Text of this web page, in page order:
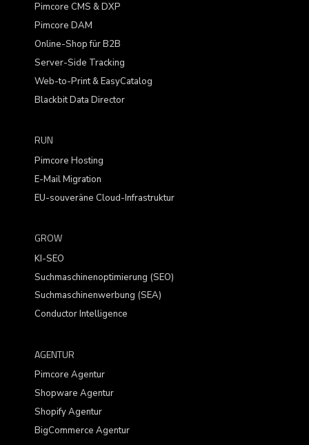
Pimcore CMS & DXP
Pimcore DAM
Online-Shop für B2B
Server-Side Tracking
Web-to-Print & EasyCatalog
Blackbit Data Director
RUN
Pimcore Hosting
E-Mail Migration
EU-souveräne Cloud-Infrastruktur
GROW
KI-SEO
Suchmaschinenoptimierung (SEO)
Suchmaschinenwerbung (SEA)
Conductor Intelligence
AGENTUR
Pimcore Agentur
Shopware Agentur
Shopify Agentur
BigCommerce Agentur